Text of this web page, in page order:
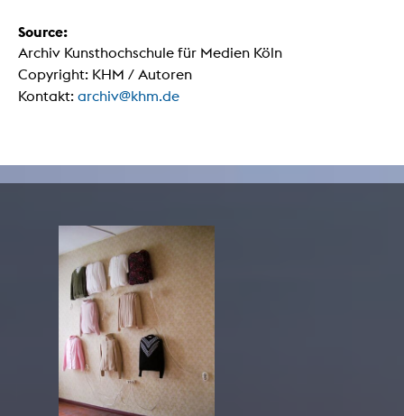
Source:
Archiv Kunsthochschule für Medien Köln
Copyright: KHM / Autoren
Kontakt: archiv@khm.de